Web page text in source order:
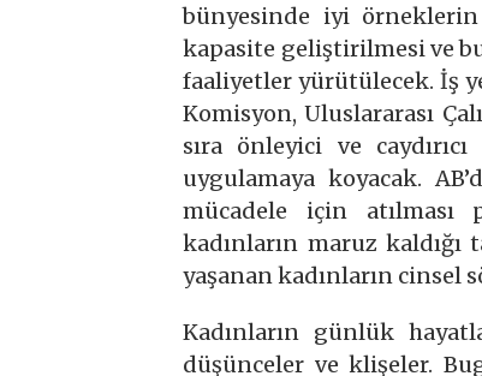
bünyesinde iyi örneklerin
kapasite geliştirilmesi ve
faaliyetler yürütülecek. İş
Komisyon, Uluslararası
sıra önleyici ve
uygulamaya koyacak.
mücadele için atılması
kadınların maruz
yaşanan kadınların cinsel
Kadınların günlük
düşünceler ve klişeler.